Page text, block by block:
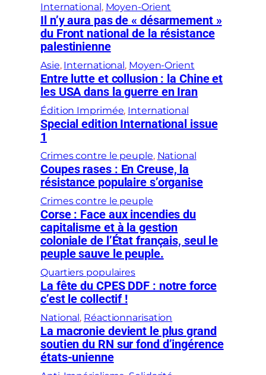
International, Moyen-Orient
Il n’y aura pas de « désarmement »
du Front national de la résistance
palestinienne
Asie, International, Moyen-Orient
Entre lutte et collusion : la Chine et
les USA dans la guerre en Iran
Édition Imprimée, International
Special edition International issue
1
Crimes contre le peuple, National
Coupes rases : En Creuse, la
résistance populaire s’organise
Crimes contre le peuple
Corse : Face aux incendies du
capitalisme et à la gestion
coloniale de l’État français, seul le
peuple sauve le peuple.
Quartiers populaires
La fête du CPES DDF : notre force
c’est le collectif !
National, Réactionnarisation
La macronie devient le plus grand
soutien du RN sur fond d’ingérence
états-unienne